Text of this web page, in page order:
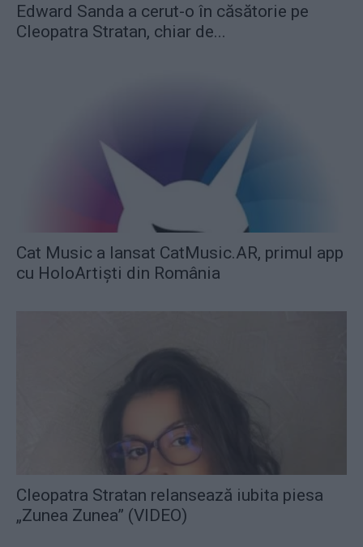
Edward Sanda a cerut-o în căsătorie pe
Cleopatra Stratan, chiar de...
Cat Music a lansat CatMusic.AR, primul app
cu HoloArtiști din România
Cleopatra Stratan relansează iubita piesa
„Zunea Zunea” (VIDEO)